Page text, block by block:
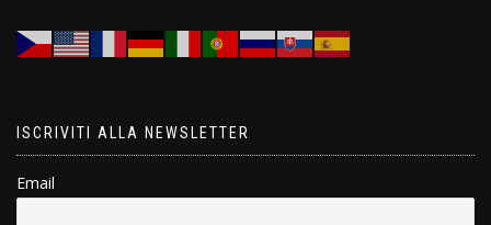
ISCRIVITI ALLA NEWSLETTER
Email